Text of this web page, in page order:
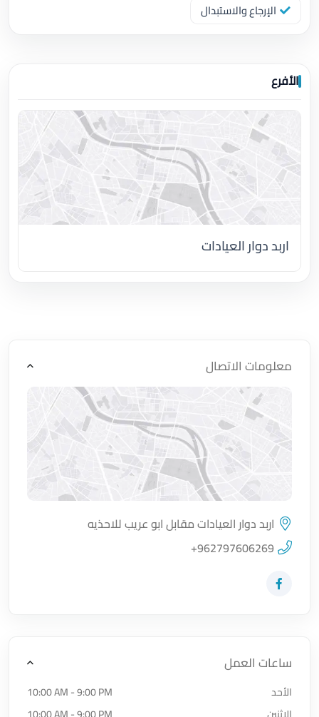
الإرجاع والاستبدال
الأفرع
اربد دوار العيادات
معلومات الاتصال
اضغط لتحميل الموقع
اربد دوار العيادات مقابل ابو عريب للاحذيه
+962797606269
زيارة حساب المتجر على Facebook-f
ساعات العمل
الأحد
10:00 AM - 9:00 PM